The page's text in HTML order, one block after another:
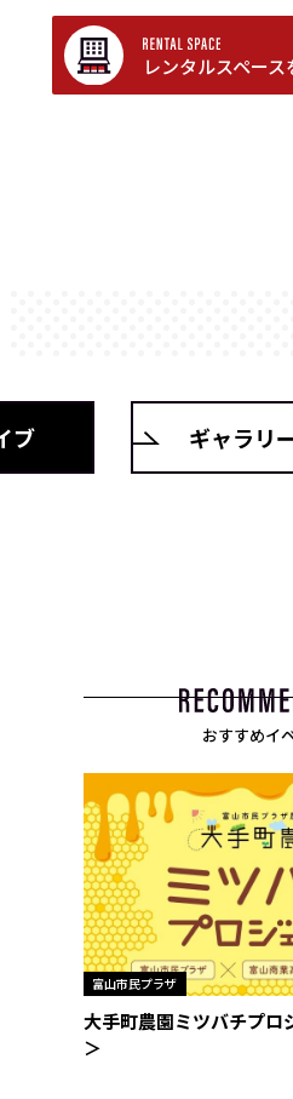
レンタルスペー
ブ ギャラリ
おすすめイ
富山市民プラザ
大手町農園ミツバチプロ
＞